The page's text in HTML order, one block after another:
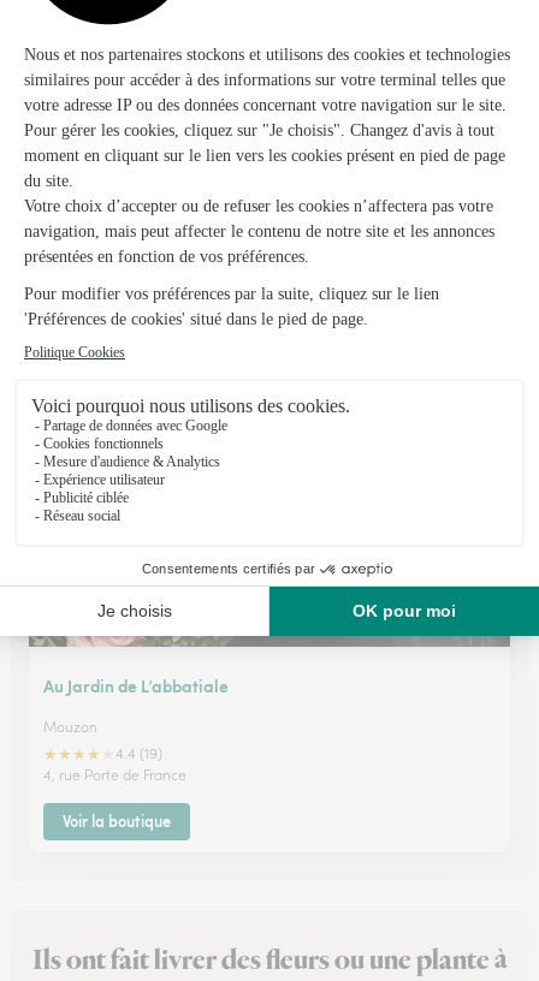
Voir la boutique
Styl’flor
Voir la boutique
Au Jardin de L’abbatiale
Mouzon
★★★★
4.4 (19)
4, rue Porte de France
Voir la boutique
Ils ont fait livrer des fleurs ou une plante à